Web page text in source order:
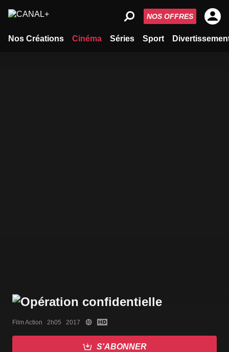
Nos Créations Cinéma Séries Sport
NOS OFFRES
Film Action   2h05   2017
S'ABONNER